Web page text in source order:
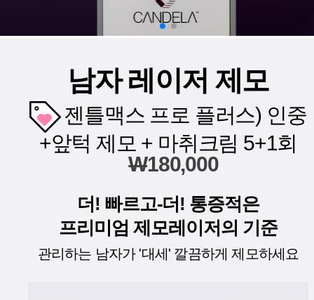
남자 레이저 제모
젠틀맥스 프로 플러스) 인중
+앞턱 제모 + 마취크림 5+1회
W180,000
더! 빠르고-더! 통증적은
프리미엄 제모레이저의 기준
관리하는 남자가 '대세' 깔끔하게 제모하세요